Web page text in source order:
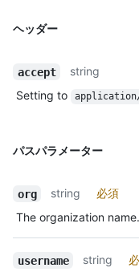
ヘッダー
accept
string
Setting to
パスパラメーター
org string
必須
The organization
username string